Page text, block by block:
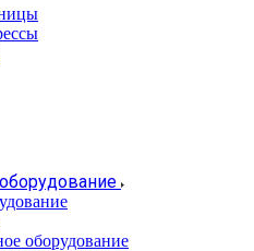
оборудование